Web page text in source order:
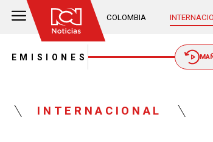
COLOMBIA
EMISIONES
INTERNACIONAL